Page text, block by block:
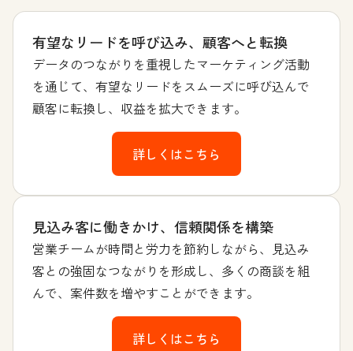
有望なリードを呼び込み、顧客へと転換
データのつながりを重視したマーケティング活動
を通じて、有望なリードをスムーズに呼び込んで
顧客に転換し、収益を拡大できます。
詳しくはこちら
見込み客に働きかけ、信頼関係を構築
営業チームが時間と労力を節約しながら、見込み
客との強固なつながりを形成し、多くの商談を組
んで、案件数を増やすことができます。
詳しくはこちら